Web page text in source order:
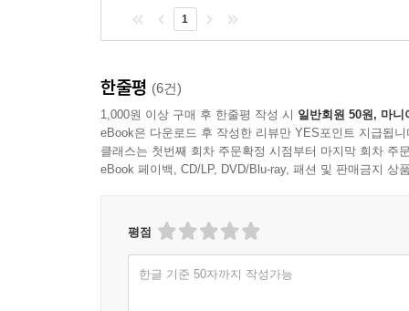
1
한줄평 (6건)
1,000원 이상 구매 후 한줄평 작성 시 일반회원 50원, 마니
eBook은 다운로드 후 작성한 리뷰만 YES포인트 지급됩니
클래스는 첫번째 회차 주문확정 시점부터 마지막 회차 주
eBook 페이백, CD/LP, DVD/Blu-ray, 패션 및 판매금지 상
평점
한글 기준 50자까지 작성가능